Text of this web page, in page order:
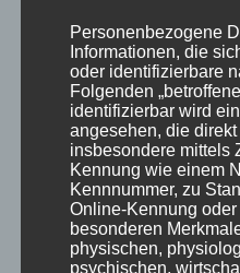
Erst muss man lernen
man auch gewinnen.
Michael Smith auf
to wait so long and I
again to get to where
Erfolg kommt niemals
auch mit
Personenbezogene
Informationen, die
oder identifizierbare
Folgenden
identifizierbar wird
angesehen, die
insbesondere mittels
Kennung wie einem
Kennnummer, zu
Online-Kennung
besonderen
physischen,
psychischen,